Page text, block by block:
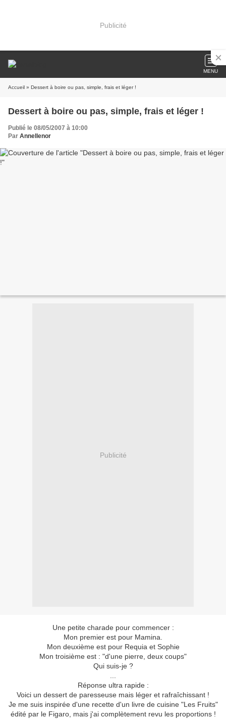
Publicité
MENU
Accueil » Dessert à boire ou pas, simple, frais et léger !
Dessert à boire ou pas, simple, frais et léger !
Publié le 08/05/2007 à 10:00
Par Annellenor
Publicité
Une petite charade pour commencer :
Mon premier est pour Mamina.
Mon deuxième est pour Requia et Sophie
Mon troisième est : "d'une pierre, deux coups"
Qui suis-je ?
Réponse ultra rapide :
Voici un dessert de paresseuse mais léger et rafraîchissant !
Je me suis inspirée d'une recette d'un livre de cuisine "Les Fruits"
édité par le Figaro, mais j'ai complètement revu les proportions !